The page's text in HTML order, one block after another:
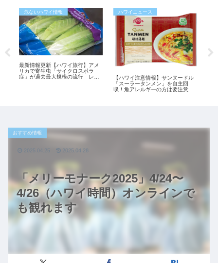
危ないハワイ情報
最新情報更新【ハワイ旅行】アメ
リカで寄生虫「サイクロスポラ
症」が過去最大規模の流行 レタ
ハワイニュース
【ハワイ注意情報】サンヌードル
「スーラータンメン」を自主回
収！魚アレルギーの方は要注意
「メリーモナーク2025」4/24〜
4/26（ハワイ時間）オンラインで
も観れます
おすすめ情報
2025.04.25 2025.04.28